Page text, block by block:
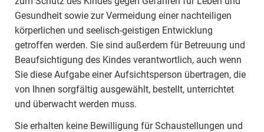
Gesundheit sowie zur Vermeidung einer nachteiligen
körperlichen und seelisch-geistigen Entwicklung
getroffen werden. Sie sind außerdem für Betreuung und
Beaufsichtigung des Kindes verantwortlich, auch wenn
Sie diese Aufgabe einer Aufsichtsperson übertragen, die
von Ihnen sorgfältig ausgewählt, bestellt, unterrichtet
und überwacht werden muss.
Sie erhalten keine Bewilligung für Schaustellungen und